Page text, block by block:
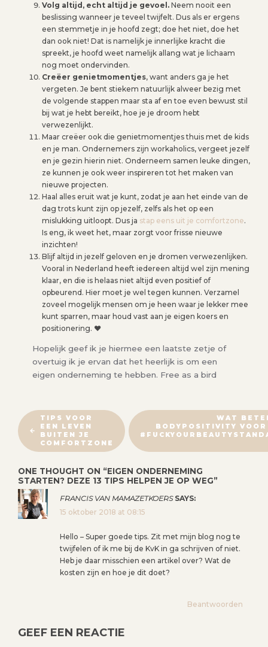
Volg altijd, echt altijd je gevoel. Neem nooit een
beslissing wanneer je teveel twijfelt. Dus als er ergens
een stemmetje in je hoofd zegt; doe het niet, doe het
dan ook niet! Dat is namelijk je innerlijke kracht die
spreekt, je hoofd weet namelijk allang wat je lichaam
nog moet ondervinden.
Creëer genietmomentjes, want anders ga je het
vergeten. Je bent stiekem natuurlijk alweer bezig met
de volgende stappen maar sta af en toe even bewust stil
bij wat je hebt bereikt, hoe je je droom hebt
verwezenlijkt.
Maar creëer ook die genietmomentjes thuis met de kids
en je man. Ondernemers zijn workaholics, vergeet jezelf
en je gezin hierin niet. Onderneem samen leuke dingen,
ze kunnen je ook weer inspireren tot het maken van
nieuwe projecten.
Haal alles eruit wat je kunt, zodat je aan het einde van de
dag trots kunt zijn op jezelf, zelfs als het op een
mislukking uitloopt. Dus ja stap eens uit je comfortzone.
Is eng, ik weet het, maar zorgt voor frisse nieuwe
inzichten!
Blijf altijd in jezelf geloven en je dromen verwezenlijken.
Vooral in Nederland heeft iedereen altijd wel zijn mening
klaar, en die is helaas niet altijd even positief of
opbeurend. Hier moet je wel tegen kunnen. Verzamel
zoveel mogelijk mensen om je heen waar je lekker mee
kunt sparren, maar houd vast aan je eigen koers en
positionering. ❤
Hopelijk geef ik je hiermee een laatste zetje of
overtuig ik je ervan dat het heerlijk is om een
eigen onderneming te hebben. Free as a bird
B
E
R
C
H
T
N
I
E
TIPS VOOR
EEN LEVEN
BUITEN JE
COMFORTZONE
WAT
BODYPOSITIVITY
ONE THOUGHT ON “EIGEN ONDERNEMING
STARTEN? DEZE 13 TIPS HELPEN JE OP WEG”
FRANCIS VAN MAMAZETKOERS SAYS:
15 oktober 2018 at 08:15
Hello – Super goede tips. Zit met mijn blog nog te
twijfelen of ik me bij de KvK in ga schrijven of niet.
Heb je daar misschien een artikel over? Wat de
kosten zijn en hoe je dit doet?
Beantwoorden
GEEF EEN REACTIE